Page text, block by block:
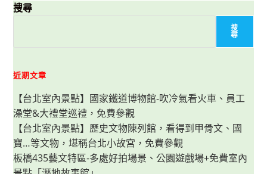
搜尋
搜
尋
近期文章
【台北室內景點】國家鐵道博物館-吹冷氣看火車、員工
澡堂&大禮堂巡禮，免費參觀
【台北室內景點】歷史文物陳列館，看得到甲骨文、國
寶…等文物，堪稱台北小故宮，免費參觀
板橋435藝文特區-多處好拍場景、公園遊戲場+免費室內